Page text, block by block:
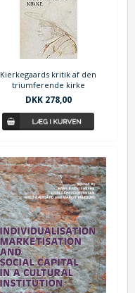
Kierkegaards kritik af den
triumferende kirke
DKK 278,00